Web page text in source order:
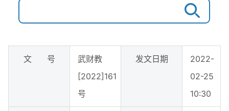
文 号
武财教
[2022]161
号
发文日期
2022-
02-25
10:30